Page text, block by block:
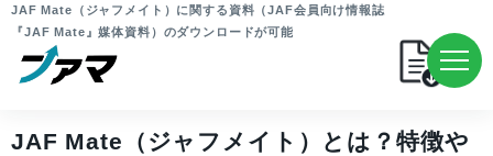
JAF Mate（ジャフメイト）に関する資料（JAF会員向け情報誌
『JAF Mate』媒体資料）のダウンロードが可能
JAF Mate（ジャフメイト）とは？特徴や